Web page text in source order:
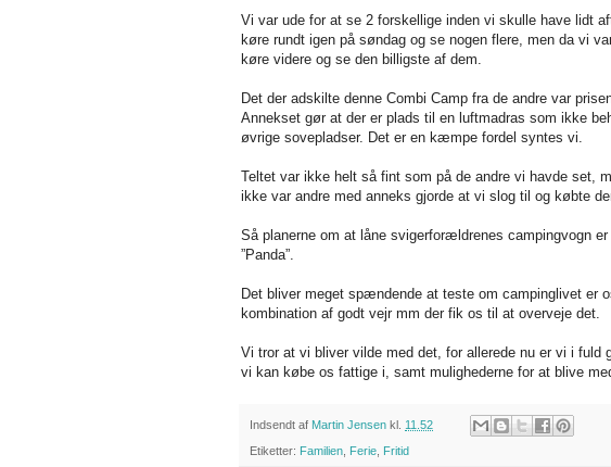
Vi var ude for at se 2 forskellige inden vi skulle have lidt
køre rundt igen på søndag og se nogen flere, men da vi
køre videre og se den billigste af dem.
Det der adskilte denne Combi Camp fra de andre var
Annekset gør at der er plads til en luftmadras som ikke
øvrige sovepladser. Det er en kæmpe fordel syntes vi.
Teltet var ikke helt så fint som på de andre vi havde set,
ikke var andre med anneks gjorde at vi slog til og købte
Så planerne om at låne svigerforældrenes campingvogn
”Panda”.
Det bliver meget spændende at teste om campinglivet er
kombination af godt vejr mm der fik os til at overveje det.
Vi tror at vi bliver vilde med det, for allerede nu er vi i fuld
vi kan købe os fattige i, samt mulighederne for at blive
Indsendt af Martin Jensen kl. 11.52
Etiketter: Familien Ferie Fritid